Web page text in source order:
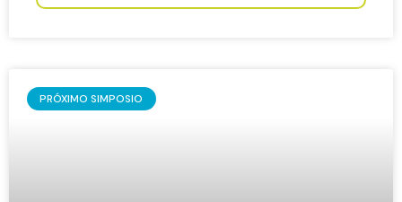
PRÓXIMO SIMPOSIO